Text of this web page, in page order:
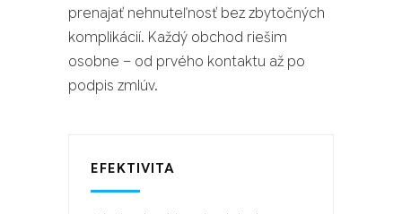
prenajať nehnuteľnosť bez zbytočných
komplikácií. Každý obchod riešim
osobne – od prvého kontaktu až po
podpis zmlúv.
EFEKTIVITA